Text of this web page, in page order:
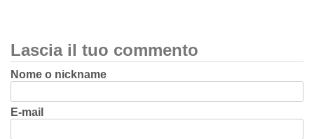
Lascia il tuo commento
Nome o nickname
E-mail